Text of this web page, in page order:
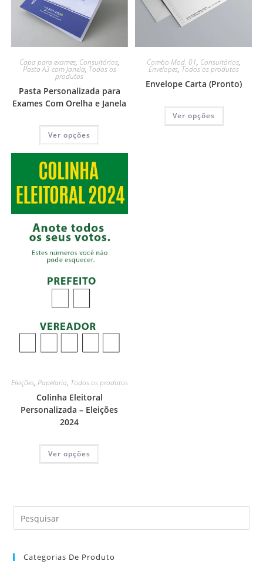
Capa para exames, Consultórios,
Pasta A3 com Janela, Todos os
produtos
Pasta Personalizada para
Exames Com Orelha e Janela
Ver opções
Combo Mod. 01, Consultórios,
Envelopes, Todos os produtos
Envelope Carta (Pronto)
Ver opções
Eleições, Papelaria, Todos os produtos
Colinha Eleitoral
Personalizada – Eleições
2024
Ver opções
Categorias De Produto